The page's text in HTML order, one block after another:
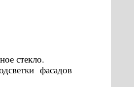
стекло.
фасадов